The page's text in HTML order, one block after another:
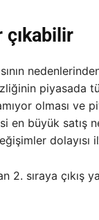
çıkabilir
piyasada
olması ve
en büyük satış
dolayısı
2. sıraya çıkış